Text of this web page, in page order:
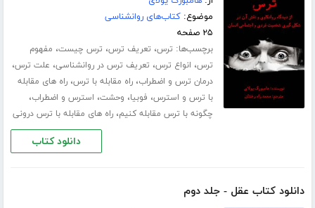
موضوع:کتاب‌های روانشناسی
۲۵ صفحه
برچسب‌ها: ترس، تعریف ترس، ترس چیست، مفهوم
ترس، انواع ترس، تعریف ترس در روانشناسی، علت ترس،
درمان ترس و اضطراب،راه مقابله با ترس،راه های مقابله
با ترس و استرس، فوبیا، وحشت، استرس و اضطراب،
چگونه با ترس مقابله کنیم،راه های مقابله با ترس درونی
دانلود کتاب
دانلود کتاب عقل - جلد دوم